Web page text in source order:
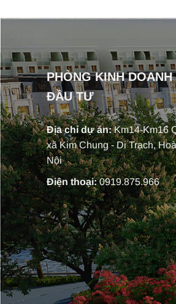
PHÒNG KINH DOANH
ĐẦU TƯ
Địa chỉ dự án:Km14-Km16
xã Kim Chung - Di Trạch,
Nội
Điện thoại:0919.875.966